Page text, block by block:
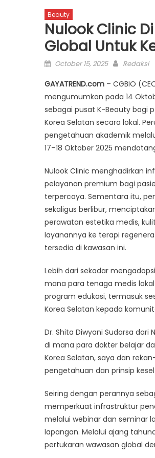
Beauty
Nulook Clinic
Global Untuk
Posted
October 15, 2025 Author
Redaksi
GAYATREND.com – CGBIO
mengumumkan pada 14
sebagai pusat K-Beauty bagi
Korea Selatan secara lokal.
pengetahuan akademik melalui
17–18 Oktober 2025
Nulook Clinic menghadirkan
pelayanan premium bagi
terpercaya. Sementara itu,
sekaligus berlibur,
perawatan estetika medis,
layanannya ke terapi
tersedia di kawasan ini.
Lebih dari sekadar
mana para tenaga medis
program edukasi, termasuk
Korea Selatan kepada
Dr. Shita Diwyani Sudarsa
di mana para dokter belajar
Korea Selatan, saya dan
pengetahuan dan prinsip
Seiring dengan perannya
memperkuat infrastruktur
melalui webinar dan seminar
lapangan. Melalui ajang
pertukaran wawasan global